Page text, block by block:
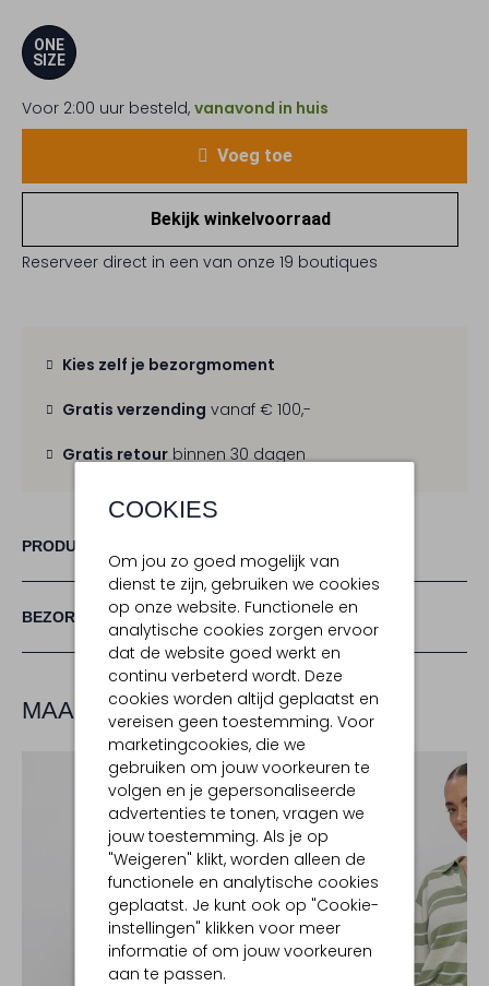
COOKIES
Om jou zo goed mogelijk van
dienst te zijn, gebruiken we cookies
op onze website. Functionele en
analytische cookies zorgen ervoor
dat de website goed werkt en
continu verbeterd wordt. Deze
cookies worden altijd geplaatst en
vereisen geen toestemming. Voor
marketingcookies, die we
gebruiken om jouw voorkeuren te
volgen en je gepersonaliseerde
advertenties te tonen, vragen we
jouw toestemming. Als je op
"Weigeren" klikt, worden alleen de
functionele en analytische cookies
geplaatst. Je kunt ook op "Cookie-
instellingen" klikken voor meer
informatie of om jouw voorkeuren
aan te passen.
ONE
SIZE
Voor 2:00 uur besteld, vanavond in huis
Voeg toe
Bekijk winkelvoorraad
Reserveer direct in een van onze 19 boutiques
Kies zelf je bezorgmoment
Gratis verzending vanaf € 100,-
Gratis retour binnen 30 dagen
PRODUCT INFORMATIE
BEZORGEN & RETOURNEREN
MAAK JE LOOK COMPLEET